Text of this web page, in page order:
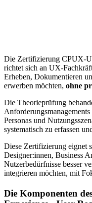
Die Zertifizierung
richtet sich an UX-
Erheben, Dokumentieren
erwerben möchten, ohne
Die Theorieprüfung
Personas und
systematisch zu erfassen
Diese Zertifizierung eignet
Designer:innen, Business
Nutzerbedürfnisse besser
integrieren möchten, mit
Die Komponenten